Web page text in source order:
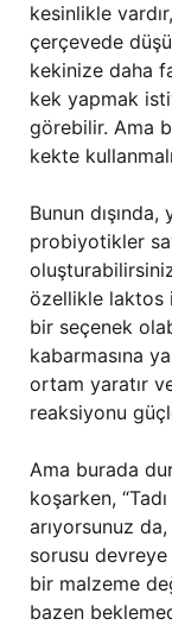
kesinlikle
çerçevede
kekinize daha
kek yapmak
görebilir. Ama
kekte
Bunun
probiyotikler
özellikle laktos
bir seçenek
kabarmasına
ortam yaratır
reaksiyonu
Ama burada
koşarken,
arıyorsunuz
sorusu
bir malzeme
bazen